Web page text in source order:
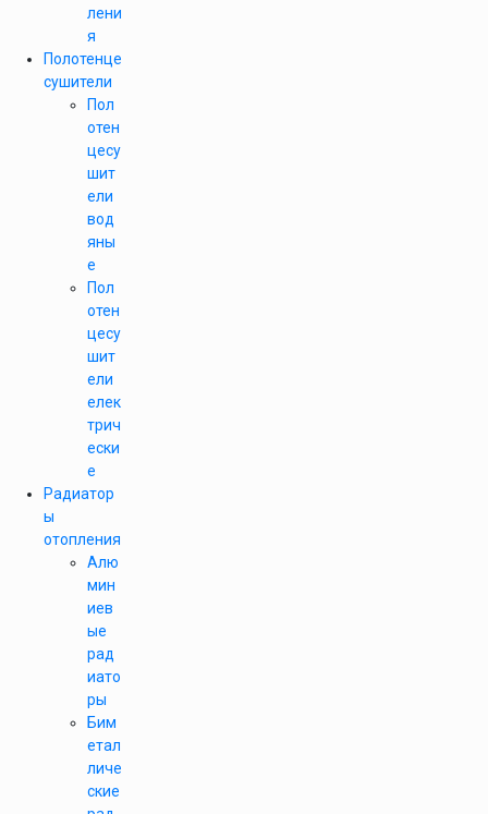
лени
я
Полотенце
сушители
Пол
отен
цесу
шит
ели
вод
яны
е
Пол
отен
цесу
шит
ели
елек
трич
ески
е
Радиатор
ы
отопления
Алю
мин
иев
ые
рад
иато
ры
Бим
етал
личе
ские